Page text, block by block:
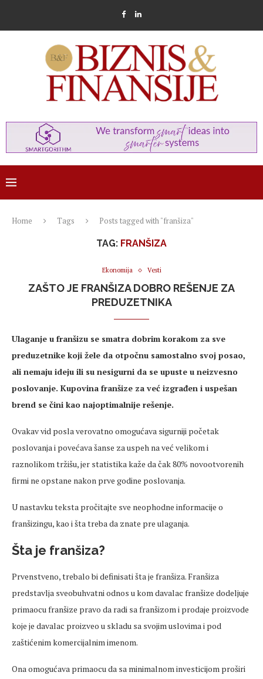
Home Tags Posts tagged with "franšiza"
TAG: FRANŠIZA
Ekonomija Vesti
ZAŠTO JE FRANŠIZA DOBRO REŠENJE ZA
PREDUZETNIKA
Ulaganje u franšizu se smatra dobrim korakom za sve
preduzetnike koji žele da otpočnu samostalno svoj posao,
ali nemaju ideju ili su nesigurni da se upuste u neizvesno
poslovanje. Kupovina franšize za već izgrađen i uspešan
brend se čini kao najoptimalnije rešenje.
Ovakav vid posla verovatno omogućava sigurniji početak
poslovanja i povećava šanse za uspeh na već velikom i
raznolikom tržišu, jer statistika kaže da čak 80% novootvorenih
firmi ne opstane nakon prve godine poslovanja.
U nastavku teksta pročitajte sve neophodne informacije o
franšizingu, kao i šta treba da znate pre ulaganja.
Šta je franšiza?
Prvenstveno, trebalo bi definisati šta je franšiza. Franšiza
predstavlja sveobuhvatni odnos u kom davalac franšize dodeljuje
primaocu franšize pravo da radi sa franšizom i prodaje proizvode
koje je davalac proizveo u skladu sa svojim uslovima i pod
zaštićenim komercijalnim imenom.
Ona omogućava primaocu da sa minimalnom investicijom proširi